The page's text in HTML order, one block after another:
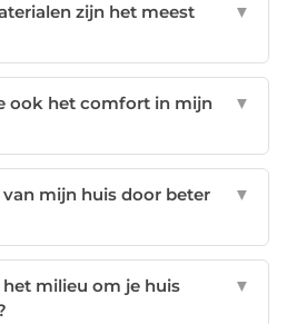
zijn het meest
▼
ook het comfort in mijn
▼
mijn huis door beter
▼
milieu om je huis
▼